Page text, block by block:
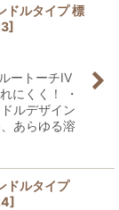
ドルタイプ 標
]
ートーチIV
にくく！ ・
ルデザイン
あらゆる溶
ドルタイプ
]